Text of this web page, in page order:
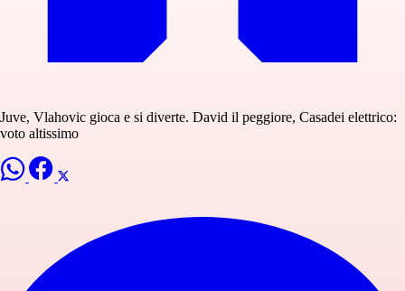
Juve, Vlahovic gioca e si diverte. David il peggiore, Casadei elettrico:
voto altissimo